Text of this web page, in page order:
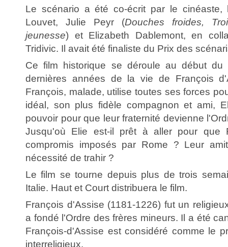
Le scénario a été co-écrit par le cinéaste,
Louvet, Julie Peyr (Douches froides,
jeunesse) et Elizabeth Dablemont, en
Tridivic. Il avait été finaliste du Prix des
Ce film historique se déroule au début du
dernières années de la vie de François
François, malade, utilise toutes ses forces
idéal, son plus fidèle compagnon et ami,
pouvoir pour que leur fraternité devienne
Jusqu'où Elie est-il prêt à aller pour que
compromis imposés par Rome ? Leur
nécessité de trahir ?
Le film se tourne depuis plus de trois
Italie. Haut et Court distribuera le film.
François d'Assise (1181-1226) fut un
a fondé l'Ordre des frères mineurs. Il a été
François-d'Assise est considéré comme le
interreligieux.